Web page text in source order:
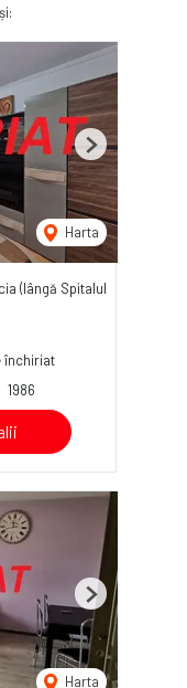
Harta
Next
(lângă Spitalul
închiriat
1986
Harta
Next